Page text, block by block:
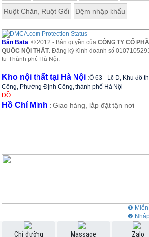
Chỉ đường Massage Zalo
Ruột Chăn, Ruột Gối Đệm nhập khẩu
Bản Bata © 2012 - Bản quyền củaCÔNG TY CỔ
QUỐC NỘI THẤT. Đăng ký Kinh doanh số
tư Thành phố Hà Nội.
Kho nội thất tại Hà Nội :Ô 63 - Lô D, Khu đô
Công, Phường Định Công, thành phố Hà Nội
ĐỒ
Hồ Chí Minh :Giao hàng, lắp đặt tận nơi
❶ Miễn
❷
❸